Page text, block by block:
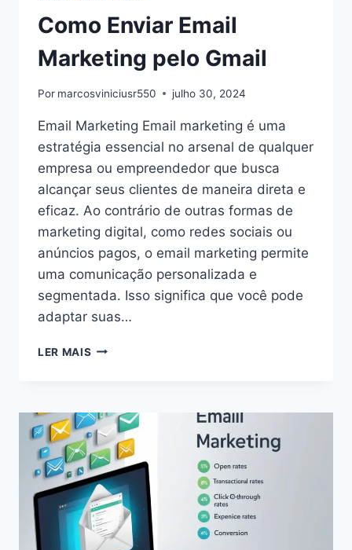
Como Enviar Email
Marketing pelo Gmail
Por marcosviniciusr550 julho 30, 2024
Email Marketing Email marketing é uma
estratégia essencial no arsenal de qualquer
empresa ou empreendedor que busca
alcançar seus clientes de maneira direta e
eficaz. Ao contrário de outras formas de
marketing digital, como redes sociais ou
anúncios pagos, o email marketing permite
uma comunicação personalizada e
segmentada. Isso significa que você pode
adaptar suas…
LER MAIS COMO
PELO
GMAIL